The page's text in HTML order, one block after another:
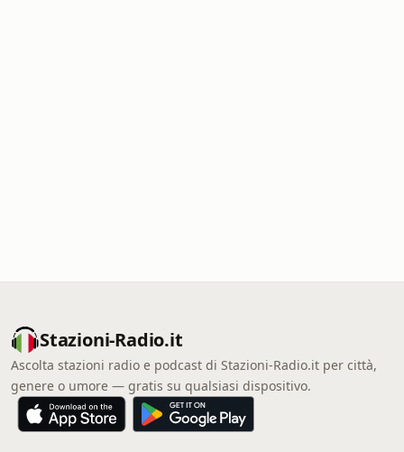
Stazioni-Radio.it
Ascolta stazioni radio e podcast di Stazioni-Radio.it per città,
genere o umore — gratis su qualsiasi dispositivo.